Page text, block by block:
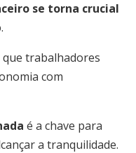
se torna crucial
trabalhadores
com
é a chave para
a tranquilidade.